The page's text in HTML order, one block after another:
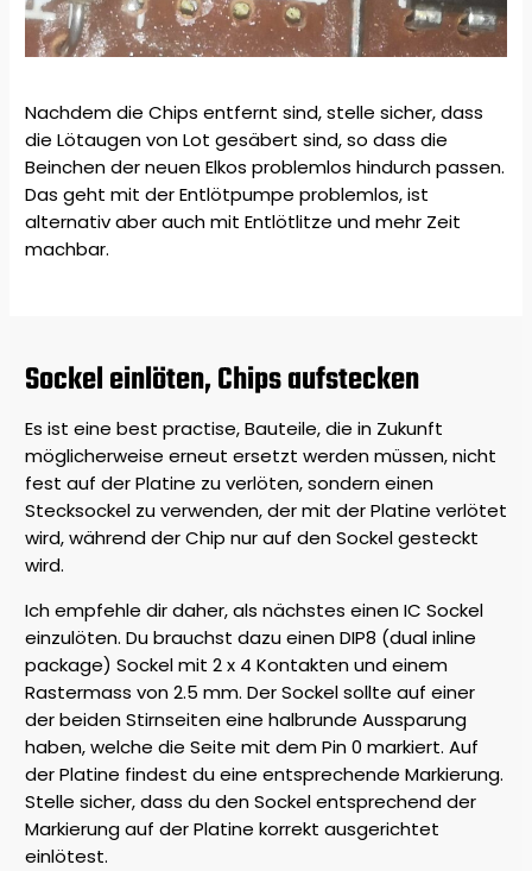
Nachdem die Chips entfernt sind, stelle sicher, dass
die Lötaugen von Lot gesäbert sind, so dass die
Beinchen der neuen Elkos problemlos hindurch passen.
Das geht mit der Entlötpumpe problemlos, ist
alternativ aber auch mit Entlötlitze und mehr Zeit
machbar.
Sockel einlöten, Chips aufstecken
Es ist eine best practise, Bauteile, die in Zukunft
möglicherweise erneut ersetzt werden müssen, nicht
fest auf der Platine zu verlöten, sondern einen
Stecksockel zu verwenden, der mit der Platine verlötet
wird, während der Chip nur auf den Sockel gesteckt
wird.
Ich empfehle dir daher, als nächstes einen IC Sockel
einzulöten. Du brauchst dazu einen DIP8 (dual inline
package) Sockel mit 2 x 4 Kontakten und einem
Rastermass von 2.5 mm. Der Sockel sollte auf einer
der beiden Stirnseiten eine halbrunde Aussparung
haben, welche die Seite mit dem Pin 0 markiert. Auf
der Platine findest du eine entsprechende Markierung.
Stelle sicher, dass du den Sockel entsprechend der
Markierung auf der Platine korrekt ausgerichtet
einlötest.